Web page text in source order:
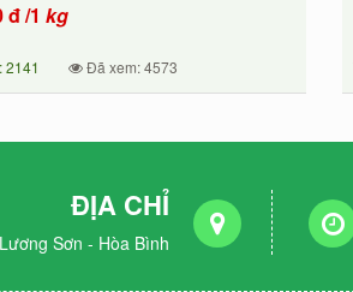
đ/1 kg
2141 Đã xem: 4573
ĐỊA CHỈ
Sơn - Hòa Bình